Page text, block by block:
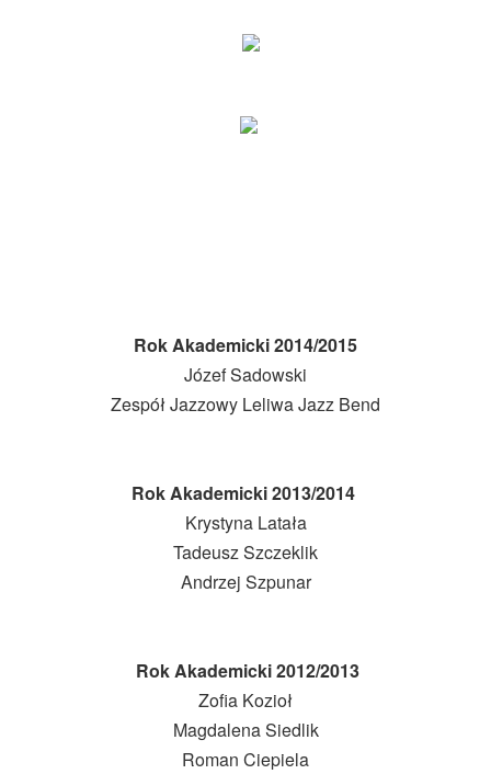
Rok Akademicki 2014/2015
Józef Sadowski
Zespół Jazzowy Leliwa Jazz Bend
Rok Akademicki 2013/2014
Krystyna Latała
Tadeusz Szczeklik
Andrzej Szpunar
Rok Akademicki 2012/2013
Zofia Kozioł
Magdalena Siedlik
Roman Ciepiela